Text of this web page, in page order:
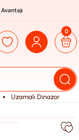
Avantajı
0
Uzamalı Dinazor